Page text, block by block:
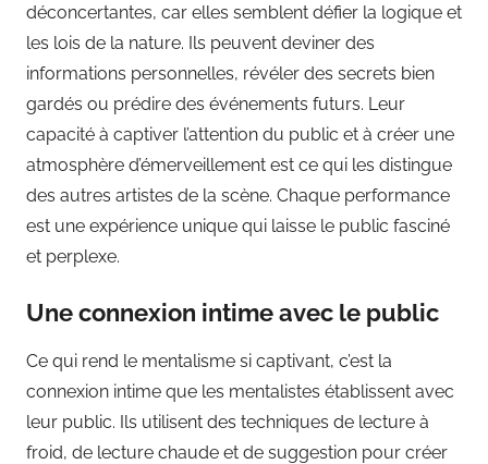
déconcertantes, car elles semblent défier la logique et
les lois de la nature. Ils peuvent deviner des
informations personnelles, révéler des secrets bien
gardés ou prédire des événements futurs. Leur
capacité à captiver l’attention du public et à créer une
atmosphère d’émerveillement est ce qui les distingue
des autres artistes de la scène. Chaque performance
est une expérience unique qui laisse le public fasciné
et perplexe.
Une connexion intime avec le public
Ce qui rend le mentalisme si captivant, c’est la
connexion intime que les mentalistes établissent avec
leur public. Ils utilisent des techniques de lecture à
froid, de lecture chaude et de suggestion pour créer